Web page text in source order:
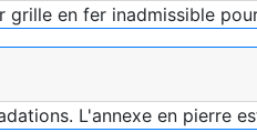
grille en fer inadmissible
L'annexe en pierre